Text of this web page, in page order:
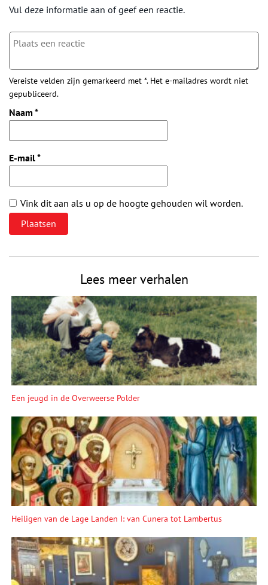
Vul deze informatie aan of geef een reactie.
Vereiste velden zijn gemarkeerd met *. Het e-mailadres wordt niet
gepubliceerd.
Naam *
E-mail*
Vink dit aan als u op de hoogte gehouden wil worden.
Lees meer verhalen
Een jeugd in de Overweerse Polder
Heiligen van de Lage Landen I: van Cunera tot Lambertus